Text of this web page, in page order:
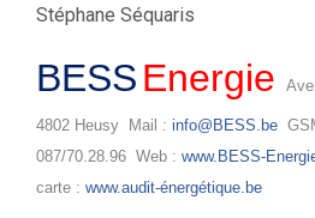
Stéphane Séquaris
BESSEnergie
4802 Heusy Mail : info@BESS.be
087/70.28.96 Web : www.BESS-
carte : www.audit-énergétique.be